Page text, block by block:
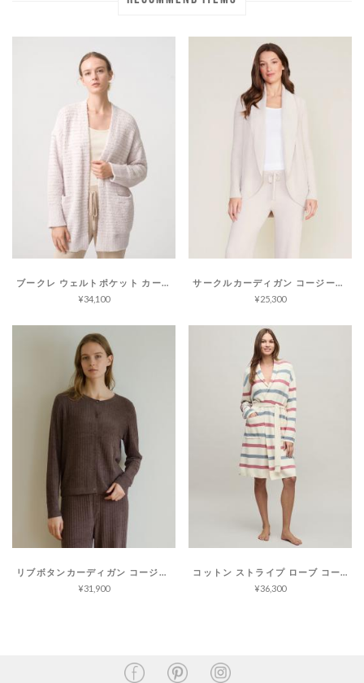
ブークレ ウェルトポケット カーディガン コージーシック
¥34,100
サークルカーディガン コージーシックライト
¥25,300
リブボタンカーディガン コージーシックウルトラライト
¥31,900
コットン ストライプ ローブ コージーシックウルトラライト
¥36,300